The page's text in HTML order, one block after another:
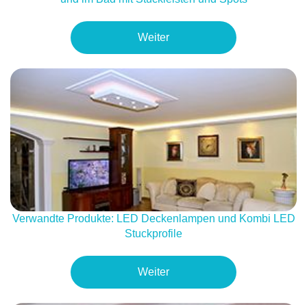
Weiter
Verwandte Produkte: LED Deckenlampen und Kombi LED
Stuckprofile
Weiter